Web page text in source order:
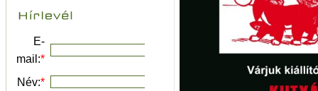
E-
mail:*
Név:*